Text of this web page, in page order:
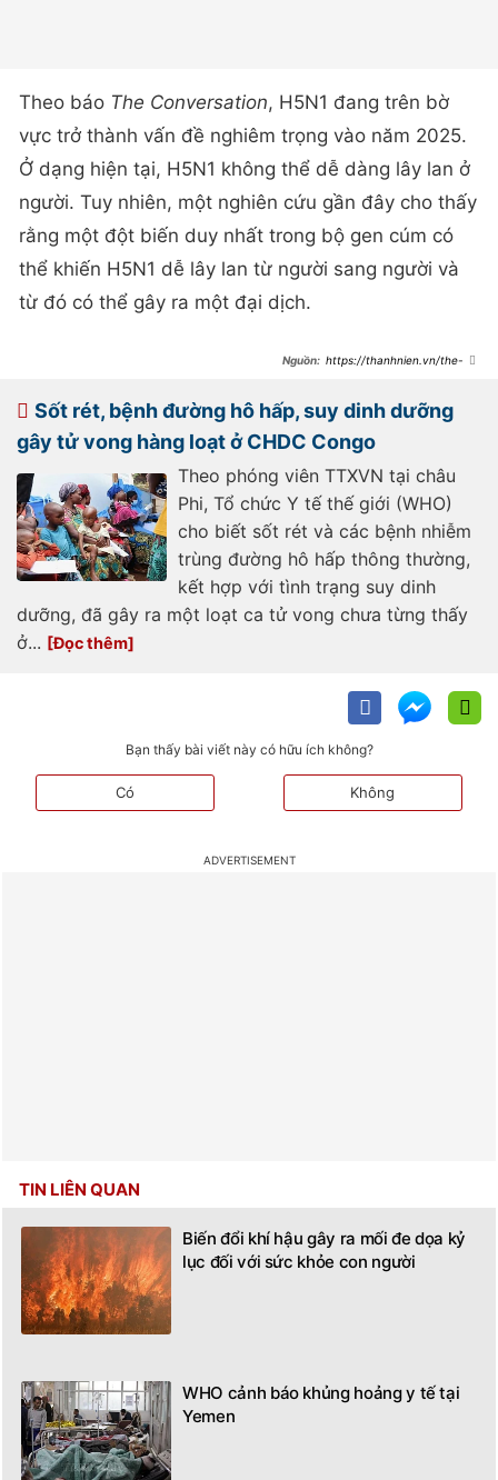
Theo báo The Conversation, H5N1 đang trên bờ
vực trở thành vấn đề nghiêm trọng vào năm 2025.
Ở dạng hiện tại, H5N1 không thể dễ dàng lây lan ở
người. Tuy nhiên, một nghiên cứu gần đây cho thấy
rằng một đột biến duy nhất trong bộ gen cúm có
thể khiến H5N1 dễ lây lan từ người sang người và
từ đó có thể gây ra một đại dịch.
https://thanhnien.vn/the-
185241226103530651.htm
Sốt rét, bệnh đường hô hấp, suy dinh dưỡng
gây tử vong hàng loạt ở CHDC Congo
Theo phóng viên TTXVN tại châu
Phi, Tổ chức Y tế thế giới (WHO)
cho biết sốt rét và các bệnh nhiễm
trùng đường hô hấp thông thường,
kết hợp với tình trạng suy dinh
dưỡng, đã gây ra một loạt ca tử vong chưa từng thấy
ở...
Bạn thấy bài viết này có hữu ích không?
Có Không
TIN LIÊN QUAN
Biến đổi khí hậu gây ra mối đe dọa kỷ
lục đối với sức khỏe con người
WHO cảnh báo khủng hoảng y tế tại
Yemen